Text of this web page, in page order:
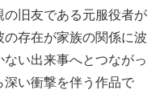
旧友である元服役者が
存在が家族の関係に波
い出来事へとつながっ
深い衝撃を伴う作品で